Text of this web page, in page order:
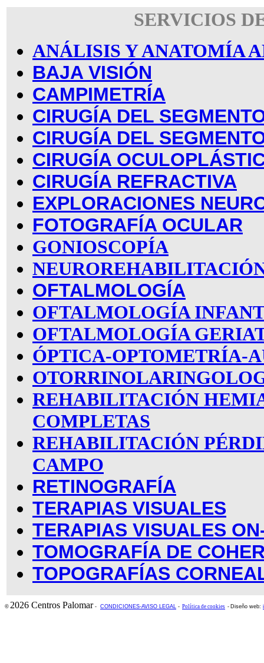
SERVICIOS
ANÁLISIS Y ANATOMÍA
BAJA VISIÓN
CAMPIMETRÍA
CIRUGÍA DEL
CIRUGÍA DEL
CIRUGÍA
CIRUGÍA REFRACTIVA
EXPLORACIONES
FOTOGRAFÍA OCULAR
GONIOSCOPÍA
OFTALMOLOGÍA
OFTALMOLOGÍA
OFTALMOLOGÍA
ÓPTICA-OPTOMETRÍA-
REHABILITACIÓN
COMPLETAS
REHABILITACIÓN
CAMPO
RETINOGRAFÍA
TERAPIAS VISUALES
TERAPIAS VISUALES
TOMOGRAFÍA DE
TOPOGRAFÍAS
© 2026 Centros Palomar- CONDICIONES-AVISO LEGAL - Política de cookies - Diseño web: